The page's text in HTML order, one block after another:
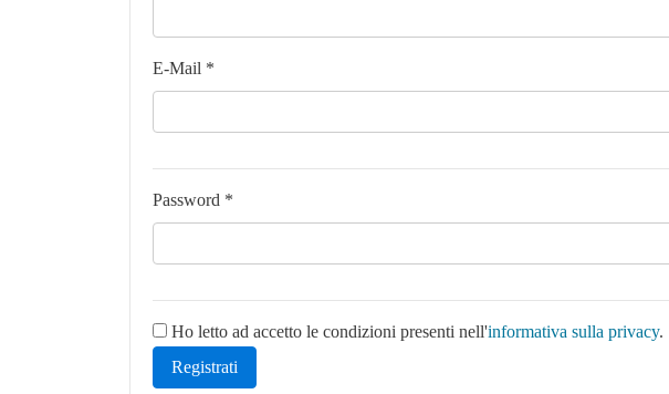
E-Mail *
Password *
Ho letto ad accetto le condizioni presenti nell'informativa sulla privacy.
Registrati